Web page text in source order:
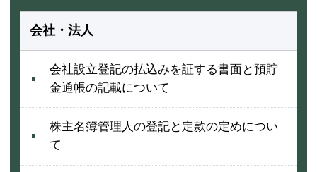
会社・法人
会社設立登記の払込みを証する書面と預貯
金通帳の記載について
株主名簿管理人の登記と定款の定めについ
て